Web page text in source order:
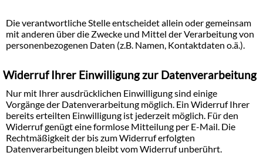
Die verantwortliche Stelle entscheidet allein oder gemeinsam
mit anderen über die Zwecke und Mittel der Verarbeitung von
personenbezogenen Daten (z.B. Namen, Kontaktdaten o.ä.).
Widerruf Ihrer Einwilligung zur Datenverarbeitung
Nur mit Ihrer ausdrücklichen Einwilligung sind einige
Vorgänge der Datenverarbeitung möglich. Ein Widerruf Ihrer
bereits erteilten Einwilligung ist jederzeit möglich. Für den
Widerruf genügt eine formlose Mitteilung per E-Mail. Die
Rechtmäßigkeit der bis zum Widerruf erfolgten
Datenverarbeitungen bleibt vom Widerruf unberührt.